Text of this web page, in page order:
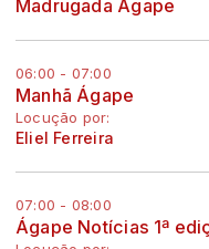
Madrugada Ágape
06:00 - 07:00
Manhã Ágape
Locução por:
Eliel Ferreira
07:00 - 08:00
Ágape Notícias 1ª